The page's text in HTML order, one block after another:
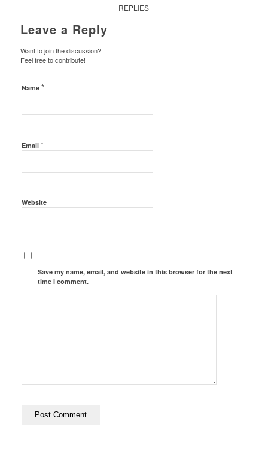
REPLIES
Leave a Reply
Want to join the discussion?
Feel free to contribute!
Name *
Email *
Website
Save my name, email, and website in this browser for the next
time I comment.